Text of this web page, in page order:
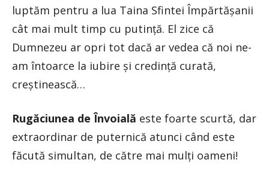
luptăm pentru a lua Taina Sfintei Împărtășanii
cât mai mult timp cu putință. El zice că
Dumnezeu ar opri tot dacă ar vedea că noi ne-
am întoarce la iubire și credință curată,
creștinească…
Rugăciunea de Învoială este foarte scurtă, dar
extraordinar de puternică atunci când este
făcută simultan, de către mai mulți oameni!